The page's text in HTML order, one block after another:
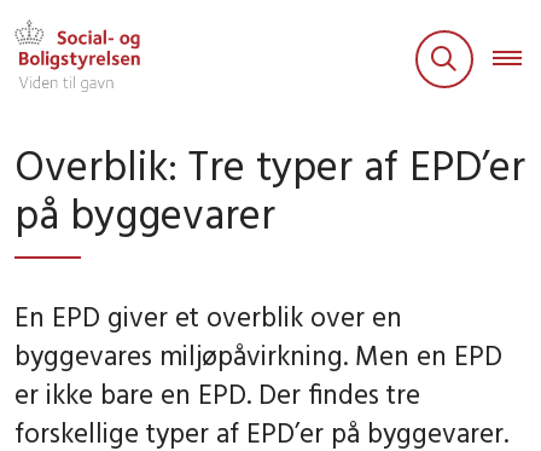
Overblik: Tre typer af EPD’er
på byggevarer
En EPD giver et overblik over en
byggevares miljøpåvirkning. Men en EPD
er ikke bare en EPD. Der findes tre
forskellige typer af EPD’er på byggevarer.